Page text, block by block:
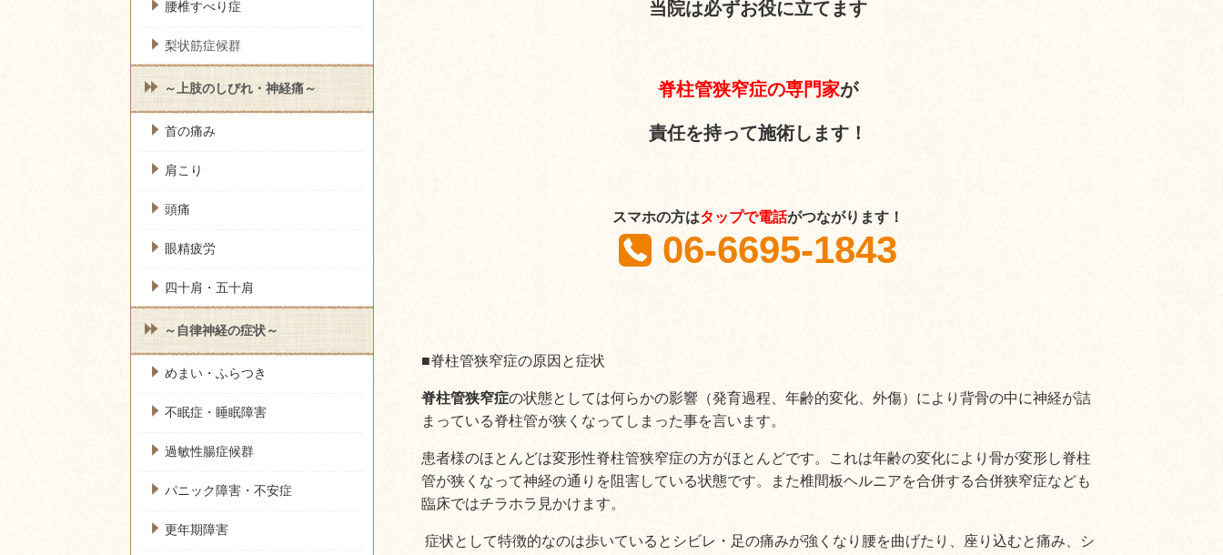
当院は必ずお役に立てます
脊柱管狭窄症の専門家が
責任を持って施術します！
スマホの方はタップで電話がつながります！
06-6695-1843
■脊柱管狭窄症の原因と症状
脊柱管狭窄症の状態としては何らかの影響（発育過程、年齢的変化、外傷）により背骨の中に神経が詰
まっている脊柱管が狭くなってしまった事を言います。
患者様のほとんどは変形性脊柱管狭窄症の方がほとんどです。これは年齢の変化により骨が変形し脊柱
管が狭くなって神経の通りを阻害している状態です。また椎間板ヘルニアを合併する合併狭窄症なども
臨床ではチラホラ見かけます。
症状として特徴的なのは歩いているとシビレ・足の痛みが強くなり腰を曲げたり、座り込むと痛み、シ
腰椎すべり症
梨状筋症候群
～上肢のしびれ・神経痛～
首の痛み
肩こり
頭痛
眼精疲労
四十肩・五十肩
～自律神経の症状～
めまい・ふらつき
不眠症・睡眠障害
過敏性腸症候群
パニック障害・不安症
更年期障害